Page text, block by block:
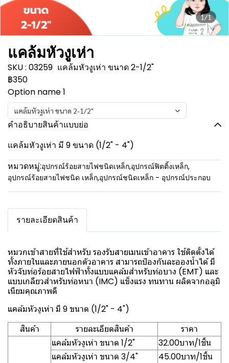
1/1
แคล้มหัวงูเห่า
SKU : 03259 แคล้มหัวงูเห่า ขนาด 2-1/2"
฿350
Option name 1
แคล้มหัวงูเห่า ขนาด 2-1/2"
คำอธิบายสินค้าแบบย่อ
แคล้มหัวงูเห่า มี 9 ขนาด (1/2" - 4")
หมวดหมู่:อุปกรณ์ร้อยสายไฟชนิดเหล็ก,อุปกรณ์ฟิตติ้งเหล็ก,
อุปกรณ์ร้อยสายไฟชนิด เหล็ก,อุปกรณ์ชนิดเหล็ก - อุปกรณ์ประกอบ
รายละเอียดสินค้า
หมวกเข้าสายที่ใช้สำหรับ รองรับสายเมนเข้าอาคาร ใช้ติดตั้งได้
ทั้งภายในและภายนอกตัวอาคาร สามารถป้องกันละอองน้ำได้ มี
หัวจับท่อร้อยสายไฟฟ้าทั้งแบบแคล้มสำหรับท่อบาง (EMT) และ
แบบเกลียวสำหรับท่อหนา (IMC) แข็งแรง ทนทาน ผลิตจากอลูมิ
เนียมคุณภาพดี
แคล้มหัวงูเห่า มี 9 ขนาด (1/2" - 4")
สินค้า
รายละเอียดสินค้า
ราคา
แคล้มหัวงูเห่า ขนาด 1/2"
32.00บาท/1ชิ้น
แคล้มหัวงูเห่า ขนาด 3/4"
45.00บาท/1ชิ้น